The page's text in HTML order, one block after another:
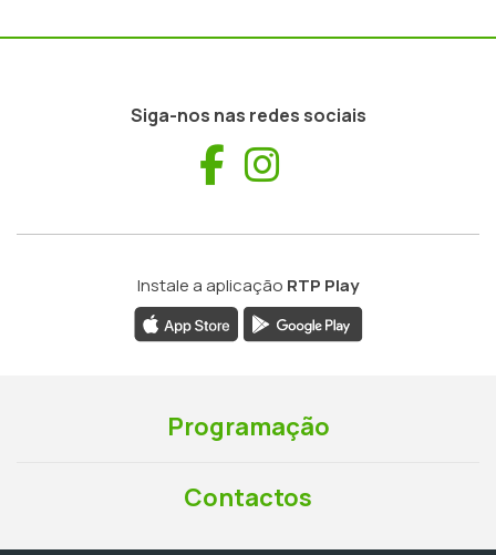
Siga-nos nas redes sociais
Facebook
Instale a aplicação RTP Play
Programação
Contactos